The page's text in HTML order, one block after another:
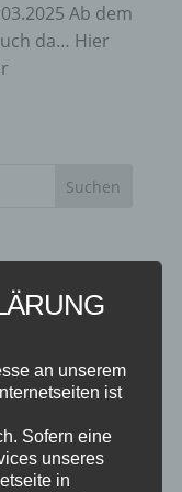
Ab dem
da… Hier
an unserem
ist
Sofern eine
unseres
in